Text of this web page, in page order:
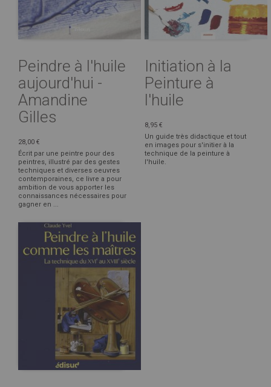
Peindre à l'huile
aujourd'hui -
Amandine
Gilles
28,00 €
Écrit par une peintre pour des
peintres, illustré par des gestes
techniques et diverses oeuvres
contemporaines, ce livre a pour
ambition de vous apporter les
connaissances nécessaires pour
gagner en ...
Initiation à la
Peinture à
l'huile
8,95 €
Un guide très didactique et tout
en images pour s'initier à la
technique de la peinture à
l'huile.